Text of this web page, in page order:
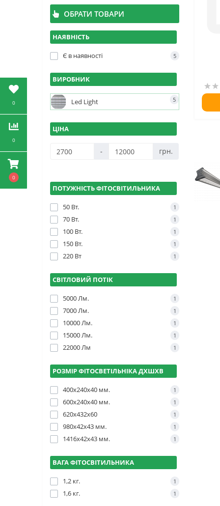
0
0
0
ОБРАТИ ТОВАРИ
НАЯВНІСТЬ
Є в наявності 5
ВИРОБНИК
Led Light 5
ЦІНА
- грн.
ПОТУЖНІСТЬ ФІТОСВІТИЛЬНИКА
50 Вт. 1
70 Вт. 1
100 Вт. 1
150 Вт. 1
220 Вт 1
СВІТЛОВИЙ ПОТІК
5000 Лм. 1
7000 Лм. 1
10000 Лм. 1
15000 Лм. 1
22000 Лм 1
РОЗМІР ФІТОСВЕТІЛЬНІКА ДХШХВ
400х240х40 мм. 1
600х240х40 мм. 1
620х432х60 1
980x42x43 мм. 1
1416x42x43 мм. 1
ВАГА ФІТОСВІТИЛЬНИКА
1,2 кг. 1
1,6 кг. 1